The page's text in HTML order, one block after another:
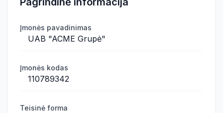
Įmonės pavadinimas
UAB "ACME Grupė"
Įmonės kodas
110789342
Teisinė forma